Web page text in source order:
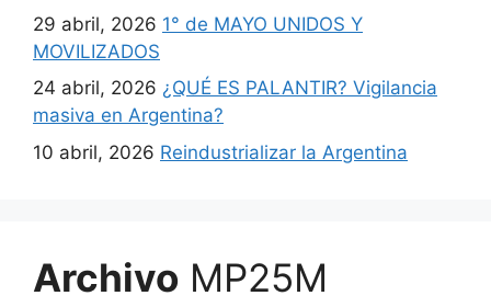
29 abril, 2026 1° de MAYO UNIDOS Y
MOVILIZADOS
24 abril, 2026 ¿QUÉ ES PALANTIR? Vigilancia
masiva en Argentina?
10 abril, 2026 Reindustrializar la Argentina
Archivo MP25M